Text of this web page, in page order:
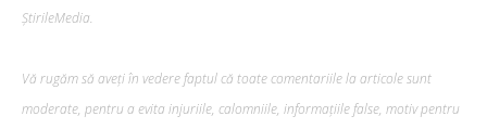
ȘtirileMedia.
Vă rugăm să aveți în vedere faptul că toate comentariile la articole sunt
moderate, pentru a evita injuriile, calomniile, informațiile false, motiv pentru